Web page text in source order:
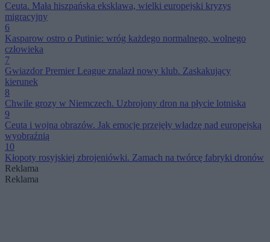
Ceuta. Mała hiszpańska eksklawa, wielki europejski kryzys
migracyjny
6
Kasparow ostro o Putinie: wróg każdego normalnego, wolnego
człowieka
7
Gwiazdor Premier League znalazł nowy klub. Zaskakujący
kierunek
8
Chwile grozy w Niemczech. Uzbrojony dron na płycie lotniska
9
Ceuta i wojna obrazów. Jak emocje przejęły władzę nad europejską
wyobraźnią
10
Kłopoty rosyjskiej zbrojeniówki. Zamach na twórcę fabryki dronów
Reklama
Reklama